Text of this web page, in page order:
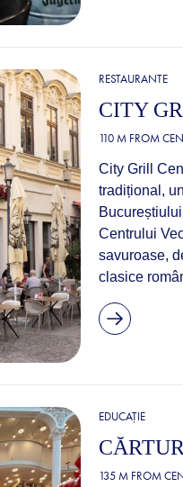
RESTAURANTE
CITY
110 M FROM
City Grill
tradițional,
Centrului
savuroase,
clasice
EDUCAȚIE
135 M FROM